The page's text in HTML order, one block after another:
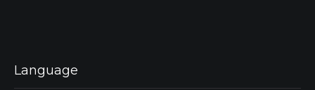
Language